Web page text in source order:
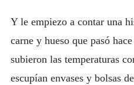
Y le empiezo a contar una
carne y hueso que pasó
subieron las temperaturas
escupían envases y bolsas